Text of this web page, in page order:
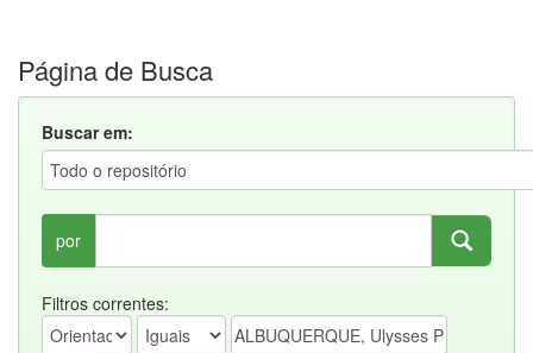
Página de Busca
Buscar em:
por
Filtros correntes: